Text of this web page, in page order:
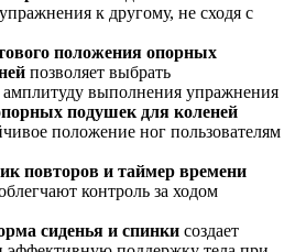
к другому, не сходя с
положения опорных
позволяет выбрать
выполнения упражнения
подушек для коленей
положение ног пользователям
повторов и таймер времени
контроль за ходом
сиденья и спинки создает